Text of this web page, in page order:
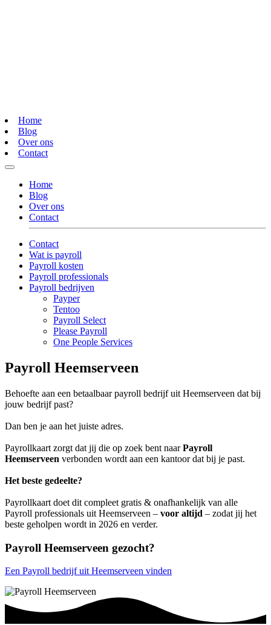
Home
Blog
Over ons
Contact
Home
Blog
Over ons
Contact
Contact
Wat is payroll
Payroll kosten
Payroll professionals
Payroll bedrijven
Payper
Tentoo
Payroll Select
Please Payroll
One People Services
Payroll Heemserveen
Behoefte aan een betaalbaar payroll bedrijf uit Heemserveen dat bij
jouw bedrijf past?
Dan ben je aan het juiste adres.
Payrollkaart zorgt dat jij die op zoek bent naarPayroll
Heemserveen verbonden wordt aan een kantoor dat bij je past.
Het beste gedeelte?
Payrollkaart doet dit compleet gratis & onafhankelijk van alle
Payroll professionals uit Heemserveen – voor altijd – zodat jij het
beste geholpen wordt in 2026 en verder.
Payroll Heemserveen gezocht?
Een Payroll bedrijf uit Heemserveen vinden